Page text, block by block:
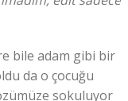
bile adam gibi bir
da o çocuğu
sokuluyor